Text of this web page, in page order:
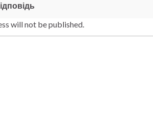
will not be published.